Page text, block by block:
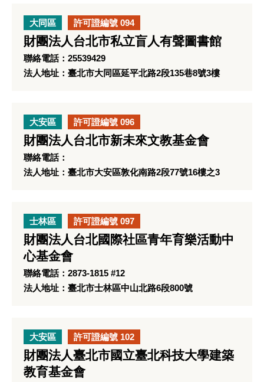
大同區 許可證編號 094
財團法人台北市私立盲人有聲圖書館
聯絡電話：25539429
法人地址：臺北市大同區延平北路2段135巷8號3樓
大安區 許可證編號 096
財團法人台北市新未來文教基金會
聯絡電話：
法人地址：臺北市大安區敦化南路2段77號16樓之3
士林區 許可證編號 097
財團法人台北國際社區青年育樂活動中
心基金會
聯絡電話：2873-1815 #12
法人地址：臺北市士林區中山北路6段800號
大安區 許可證編號 102
財團法人臺北市國立臺北科技大學建築
教育基金會